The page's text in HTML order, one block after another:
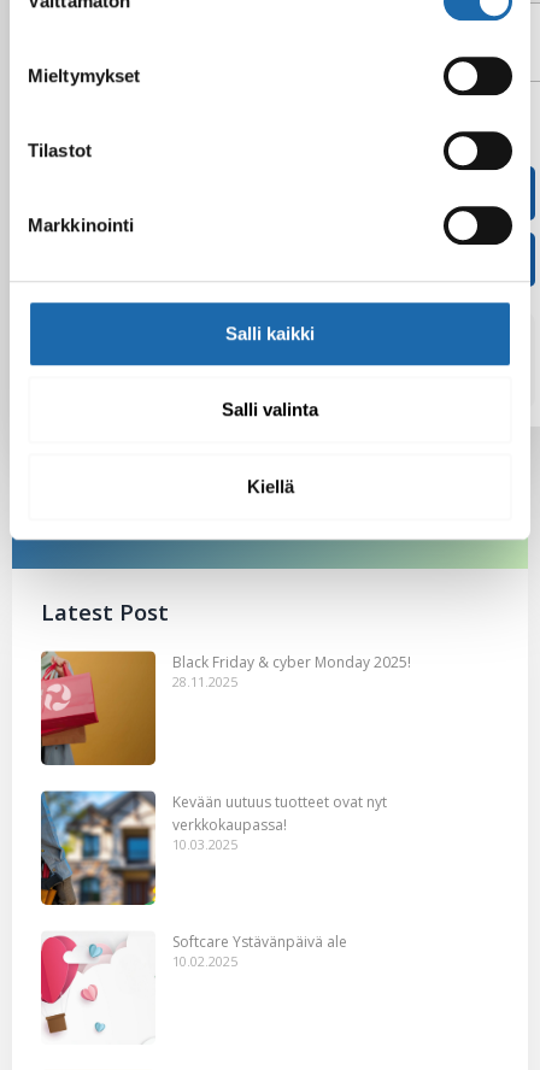
valinta
Mieltymykset
Tilastot
Markkinointi
Salli kaikki
Salli valinta
Kiellä
Sini Lehtonen
Latest Post
Black Friday & cyber Monday 2025!
28.11.2025
Kevään uutuus tuotteet ovat nyt
verkkokaupassa!
10.03.2025
Softcare Ystävänpäivä ale
10.02.2025